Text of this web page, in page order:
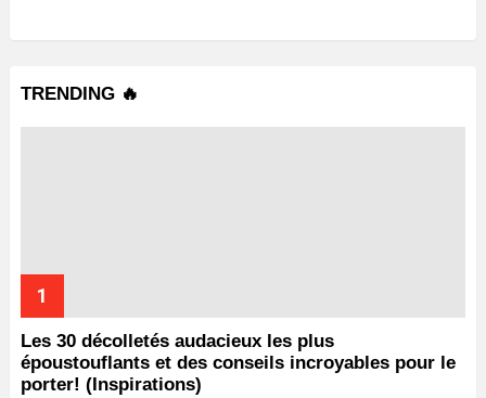
TRENDING 🔥
Les 30 décolletés audacieux les plus
époustouflants et des conseils incroyables pour le
porter! (Inspirations)